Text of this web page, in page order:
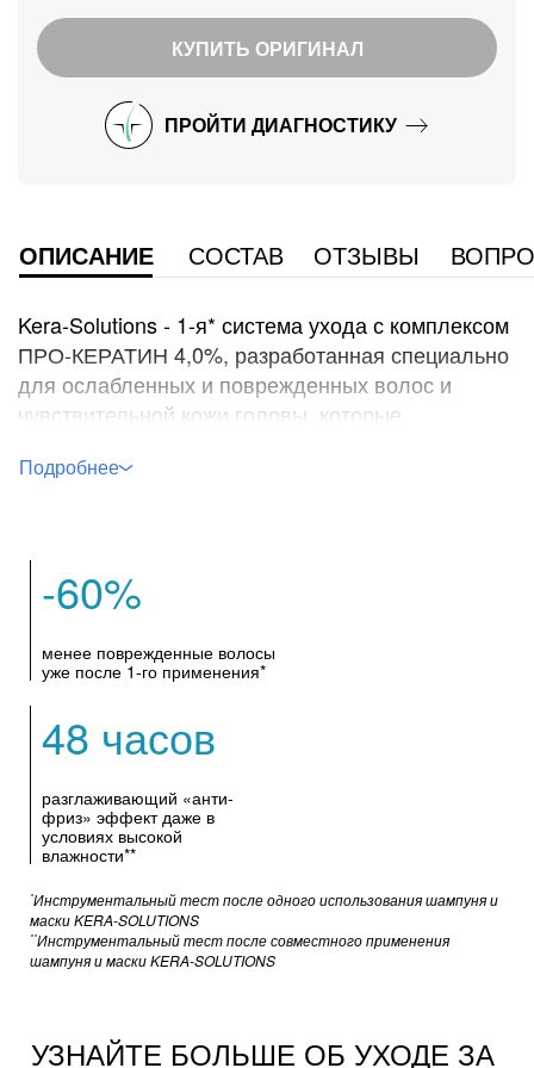
КУПИТЬ ОРИГИНАЛ
ПРОЙТИ ДИАГНОСТИКУ
ОПИСАНИЕ СОСТАВ ОТЗЫВЫ
Kera-Solutions - 1-я* система ухода с комплексом
ПРО-КЕРАТИН 4,0%, разработанная специально
для ослабленных и поврежденных волос и
чувствительной кожи головы, которые
- окрашиваниям, термоукладкам, стайлингу.
формуле:
[ПРО-КЕРАТИН 4,0%]
ВОССТАНОВЛЕНИЯ]заполняет микро-
повреждения кутикулы волоса, интенсивно
восстанавливая его по всей длине +
В5]защищает волосы от повреждений и придает
специально для чувствительной кожи головы.
Протестировано под контролем дерматологов.
Одобрено женщинами с сильно поврежденными
волосами.
Восстанавливает микро-повреждения
кутикулы волоса
Увлажняет, придает эластичность
-60%
менее поврежденные волосы
уже после 1-го применения*
48 часов
разглаживающий «анти-
фриз» эффект даже в
условиях высокой
влажности**
*Инструментальный тест после одного использования шампуня и
маски KERA-SOLUTIONS
**Инструментальный тест после совместного применения
шампуня и маски KERA-SOLUTIONS
УЗНАЙТЕ БОЛЬШЕ ОБ УХОДЕ ЗА